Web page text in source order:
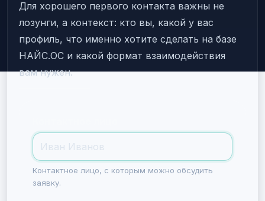
Для хорошего первого контакта важны не
лозунги, а контекст: кто вы, какой у вас
профиль, что именно хотите сделать на базе
НАЙС.ОС и какой формат взаимодействия
вам нужен.
Контактное лицо, с которым можно обсудить
заявку.